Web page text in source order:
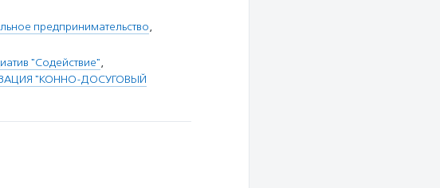
предпринимательство,
"Содействие",
"КОННО-ДОСУГОВЫЙ